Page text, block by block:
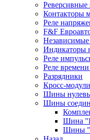
Реверсивные
Контакторы
Реле
F&F
Независимые
Индикаторы
Реле
Реле
Разрядники
Кросс-модули
Шины
Шины
Шина
Шины